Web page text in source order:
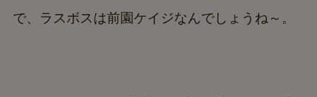
で、ラスボスは前園ケイジなんでしょうね～。